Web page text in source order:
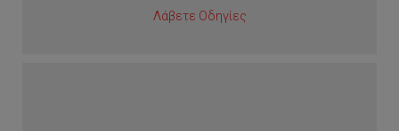
Λάβετε Οδηγίες